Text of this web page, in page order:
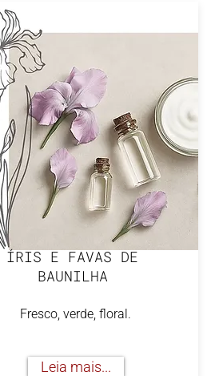
ÍRIS E FAVAS DE
BAUNILHA
Fresco, verde, floral.
Leia mais...